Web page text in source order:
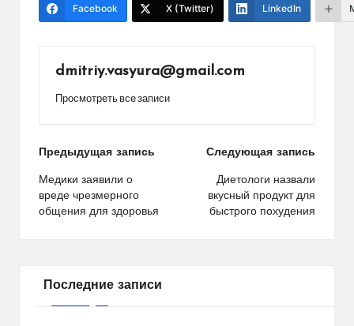
Facebook X (Twitter) LinkedIn
dmitriy.vasyura@gmail.com
Просмотреть все записи
Навигация
по
записям
Предыдущая запись
Медики заявили о
вреде чрезмерного
общения для здоровья
Следующая запись
Диетологи назвали
вкусный продукт для
быстрого похудения
Последние записи